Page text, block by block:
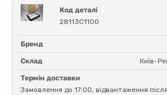
Код деталі
28113C1100
Бренд
Склад Київ-
Термін доставки
Замовлення до 17:00, відвантаження